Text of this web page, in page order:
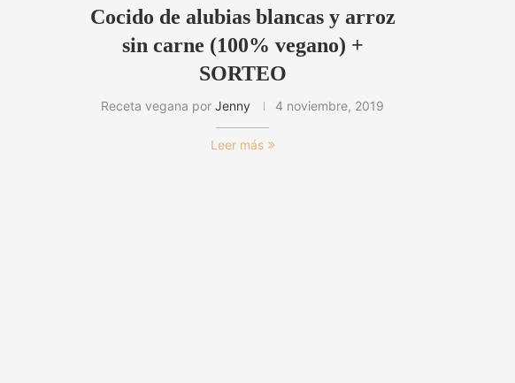
Cocido de alubias blancas y arroz
sin carne (100% vegano) +
SORTEO
Receta vegana porJenny 4 noviembre, 2019
Leer más